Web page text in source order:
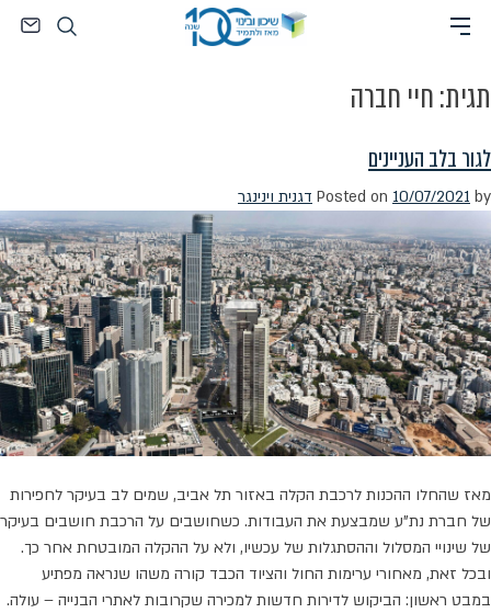
חיפוש
תגית:חיי חברה
לגור בלב העניינים
Posted on 10/07/2021 by דגנית וינינגר
מאז שהחלו ההכנות לרכבת הקלה באזור תל אביב, שמים לב בעיקר לחפירות
של חברת נת"ע שמבצעת את העבודות. כשחושבים על הרכבת חושבים בעיקר
של שינויי המסלול וההסתגלות של עכשיו, ולא על ההקלה המובטחת אחר כך.
ובכל זאת, מאחורי ערימות החול והציוד הכבד קורה משהו שנראה מפתיע
במבט ראשון: הביקוש לדירות חדשות למכירה שקרובות לאתרי הבנייה – עולה.